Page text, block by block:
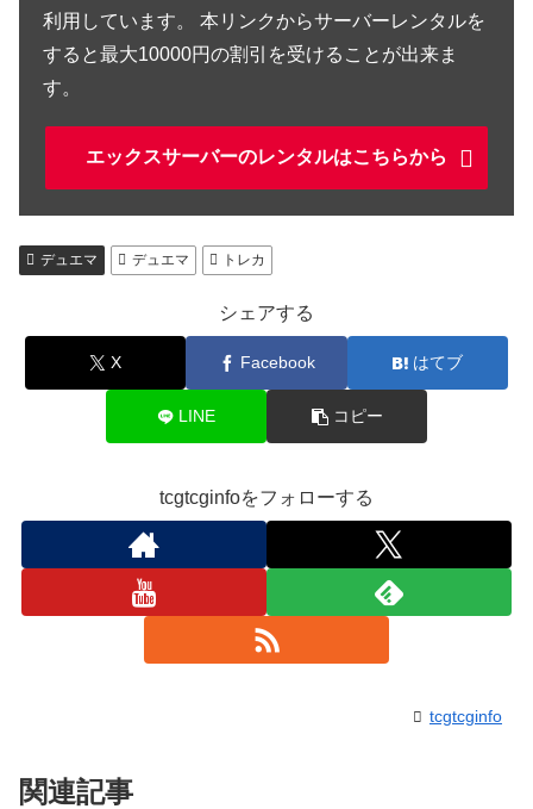
利用しています。 本リンクからサーバーレンタルを
すると最大10000円の割引を受けることが出来ま
す。
エックスサーバーのレンタルはこちらから
デュエマ デュエマ トレカ
シェアする
X Facebook はてブ
LINE コピー
tcgtcginfoをフォローする
tcgtcginfo
関連記事